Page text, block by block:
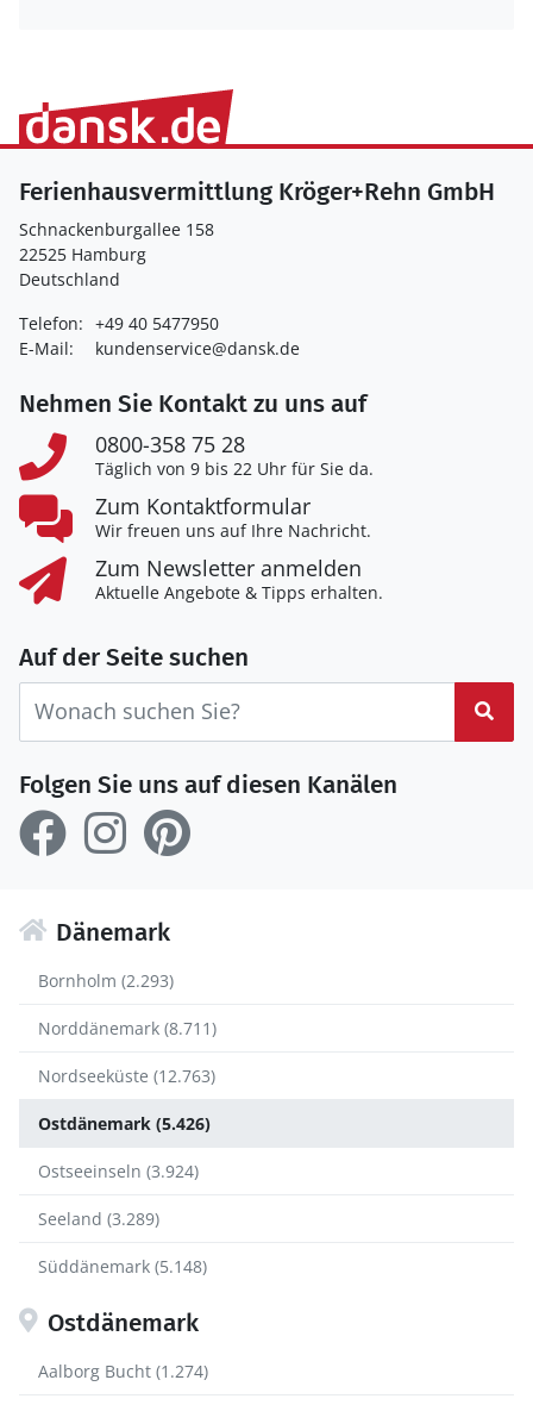
Ferienhausvermittlung Kröger+Rehn GmbH
Schnackenburgallee 158
22525 Hamburg
Deutschland
Telefon: +49 40 5477950
E-Mail:
kundenservice@dansk.de
Nehmen Sie Kontakt zu uns auf
0800-358 75 28
Täglich von 9 bis 22 Uhr für Sie da.
Zum Kontaktformular
Wir freuen uns auf Ihre Nachricht.
Zum Newsletter anmelden
Aktuelle Angebote & Tipps erhalten.
Auf der Seite suchen
Folgen Sie uns auf diesen Kanälen
Dänemark
Bornholm (2.293)
Norddänemark (8.711)
Nordseeküste (12.763)
Ostdänemark (5.426)
Ostseeinseln (3.924)
Seeland (3.289)
Süddänemark (5.148)
Ostdänemark
Aalborg Bucht (1.274)